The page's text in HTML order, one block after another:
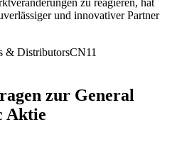
zu reagieren, hat
und innovativer Partner
& DistributorsCN11
zur General
Aktie